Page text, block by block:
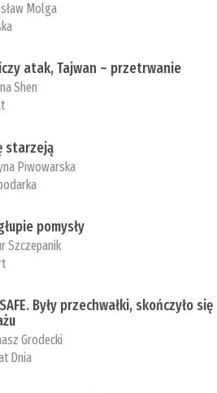
Molga
atak, Tajwan – przetrwanie
Shen
starzeją
Piwowarska
pomysły
Szczepanik
Były przechwałki, skończyło się
Grodecki
Dnia